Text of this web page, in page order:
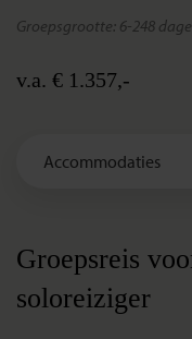
v.a. € 1.357,-
groepsgrootte: 6-24 8
Groepsreis
soloreiziger